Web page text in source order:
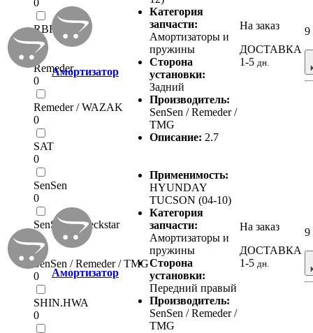
RBR
0
Remeder
0
Remeder / WAZAK
0
SAT
0
SenSen
0
SenSen / Checkstar
SenSen / Remeder / TMG
0
SHIN.HWA
0
Амортизатор
Категория
запчасти:
Амортизаторы и
пружины
Сторона
установки:
Задний
Производитель:
SenSen / Remeder /
TMG
Описание: 2.7
На заказ
ДОСТАВКА
1-5 дн.
9
Амортизатор
Применимость:
HYUNDAY
TUCSON (04-10)
Категория
запчасти:
Амортизаторы и
пружины
Сторона
установки:
Передний правый
Производитель:
SenSen / Remeder /
TMG
На заказ
ДОСТАВКА
1-5 дн.
9